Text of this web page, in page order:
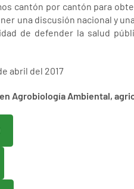
cantón por cantón para
una discusión nacional y
de defender la salud
abril del 2017
Agrobiología Ambiental,